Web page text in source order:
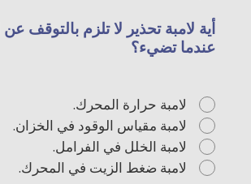
أية لامبة تحذير لا تلزم بالتوقف
عندما تضيء؟
لامبة حرارة المحرك.
لامبة مقياس الوقود في الخزان.
لامبة الخلل في الفرامل.
لامبة ضغط الزيت في المحرك.